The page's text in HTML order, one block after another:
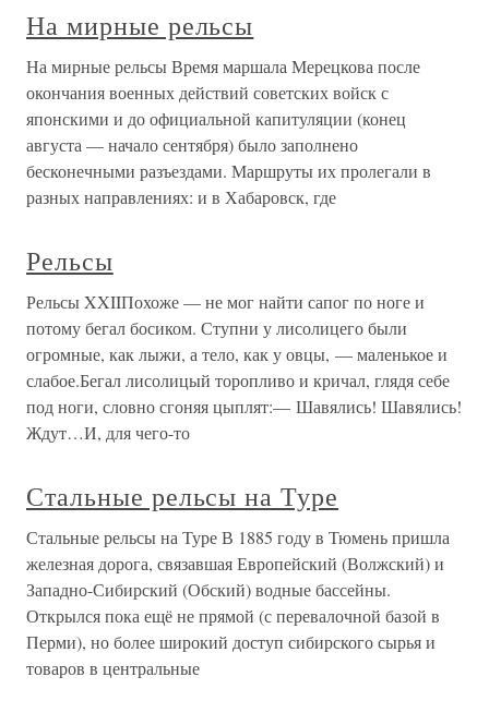
На мирные рельсы
На мирные рельсы Время маршала Мерецкова после
окончания военных действий советских войск с
японскими и до официальной капитуляции (конец
августа — начало сентября) было заполнено
бесконечными разъездами. Маршруты их пролегали в
разных направлениях: и в Хабаровск, где
Рельсы
Рельсы XXIIПохоже — не мог найти сапог по ноге и
потому бегал босиком. Ступни у лисолицего были
огромные, как лыжи, а тело, как у овцы, — маленькое и
слабое.Бегал лисолицый торопливо и кричал, глядя себе
под ноги, словно сгоняя цыплят:— Шавялись! Шавялись!
Ждут…И, для чего-то
Стальные рельсы на Туре
Стальные рельсы на Туре В 1885 году в Тюмень пришла
железная дорога, связавшая Европейский (Волжский) и
Западно-Сибирский (Обский) водные бассейны.
Открылся пока ещё не прямой (с перевалочной базой в
Перми), но более широкий доступ сибирского сырья и
товаров в центральные